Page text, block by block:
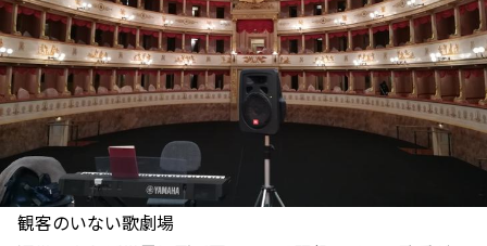
観客のいない歌劇場